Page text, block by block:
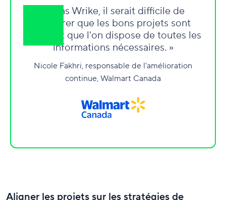
« Sans Wrike, il serait difficile de
s'assurer que les bons projets sont
lancés et que l'on dispose de toutes les
informations nécessaires. »
Nicole Fakhri, responsable de l'amélioration
continue, Walmart Canada
Aligner les projets sur les stratégies de